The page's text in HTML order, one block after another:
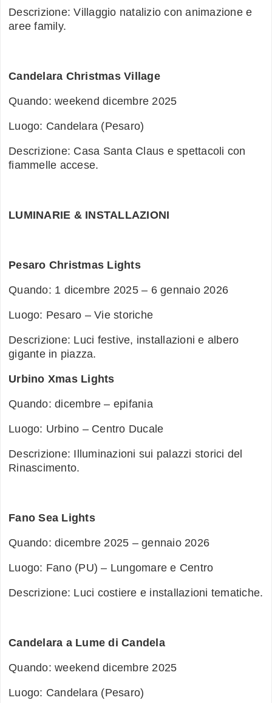
Descrizione: Villaggio natalizio con animazione e
aree family.
Candelara Christmas Village
Quando: weekend dicembre 2025
Luogo: Candelara (Pesaro)
Descrizione: Casa Santa Claus e spettacoli con
fiammelle accese.
LUMINARIE & INSTALLAZIONI
Pesaro Christmas Lights
Quando: 1 dicembre 2025 – 6 gennaio 2026
Luogo: Pesaro – Vie storiche
Descrizione: Luci festive, installazioni e albero
gigante in piazza.
Urbino Xmas Lights
Quando: dicembre – epifania
Luogo: Urbino – Centro Ducale
Descrizione: Illuminazioni sui palazzi storici del
Rinascimento.
Fano Sea Lights
Quando: dicembre 2025 – gennaio 2026
Luogo: Fano (PU) – Lungomare e Centro
Descrizione: Luci costiere e installazioni tematiche.
Candelara a Lume di Candela
Quando: weekend dicembre 2025
Luogo: Candelara (Pesaro)